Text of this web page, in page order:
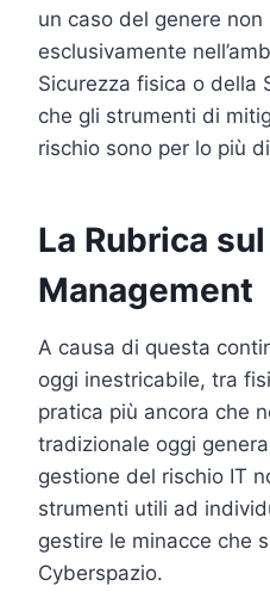
un caso del genere non
esclusivamente
Sicurezza fisica o della
che gli strumenti di
rischio sono per lo più
La Rubrica
Management
A causa di questa
oggi inestricabile, tra
pratica più ancora che
tradizionale oggi
gestione del rischio IT
strumenti utili ad
gestire le minacce che
Cyberspazio.